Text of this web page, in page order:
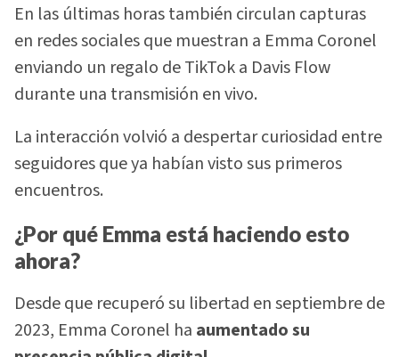
En las últimas horas también circulan capturas
en redes sociales que muestran a Emma Coronel
enviando un regalo de TikTok a Davis Flow
durante una transmisión en vivo.
La interacción volvió a despertar curiosidad entre
seguidores que ya habían visto sus primeros
encuentros.
¿Por qué Emma está haciendo esto
ahora?
Desde que recuperó su libertad en septiembre de
2023, Emma Coronel ha aumentado su